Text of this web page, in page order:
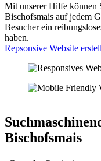
Mit unserer Hilfe können
Bischofsmais auf jedem
Besucher ein
haben.
Repsonsive Website
Bischofsmais